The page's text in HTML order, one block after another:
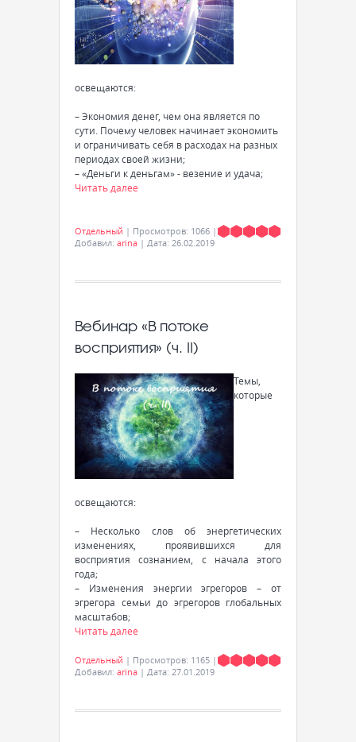
освещаются:
– Экономия денег, чем она является по
сути. Почему человек начинает экономить
и ограничивать себя в расходах на разных
периодах своей жизни;
– «Деньги к деньгам» - везение и удача;
Читать далее
Отдельный | Просмотров: 1066 |
Добавил: arina | Дата: 26.02.2019
Вебинар «В потоке
восприятия» (ч. II)
Темы,
которые
освещаются:
– Несколько слов об энергетических
изменениях, проявившихся для
восприятия сознанием, с начала этого
года;
– Изменения энергии эгрегоров – от
эгрегора семьи до эгрегоров глобальных
масштабов;
Читать далее
Отдельный | Просмотров: 1165 |
Добавил: arina | Дата: 27.01.2019